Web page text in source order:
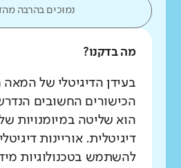
נמוכים בהרבה
מה בדקנו?
הכישורים החשובים
הוא שליטה במיומנויות של
דיגיטלית. אוריינות
להשתמש בטכנולוגיות